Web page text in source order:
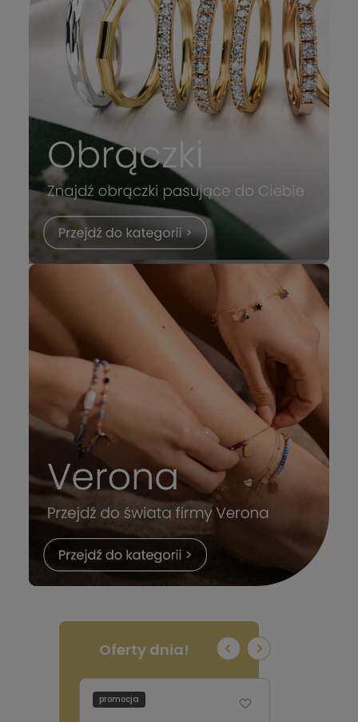
Oferty dnia!
promocja